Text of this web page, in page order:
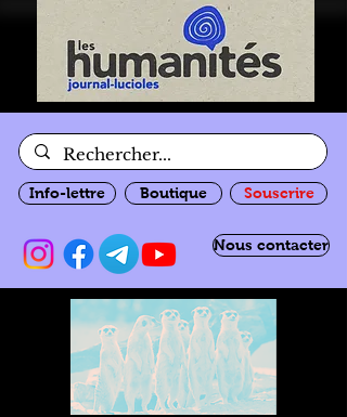
Info-lettre Boutique Souscrire
Nous contacter